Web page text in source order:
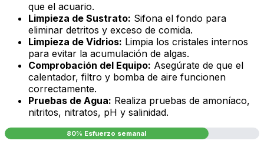
que el acuario.
Limpieza de Sustrato: Sifona el fondo para
eliminar detritos y exceso de comida.
Limpieza de Vidrios: Limpia los cristales internos
para evitar la acumulación de algas.
Comprobación del Equipo: Asegúrate de que el
calentador, filtro y bomba de aire funcionen
correctamente.
Pruebas de Agua: Realiza pruebas de amoníaco,
nitritos, nitratos, pH y salinidad.
80% Esfuerzo semanal